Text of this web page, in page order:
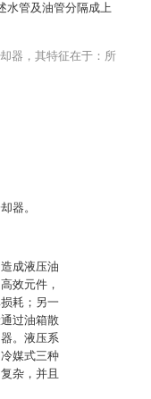
器。
成液压油
效元件，
耗；另一
过油箱散
。液压系
媒式三种
杂，并且
水管及油管分隔成上
器，其特征在于：所